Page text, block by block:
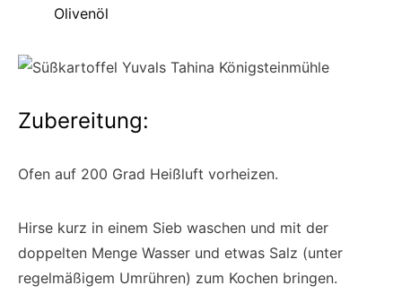
Olivenöl
Zubereitung:
Ofen auf 200 Grad Heißluft vorheizen.
Hirse kurz in einem Sieb waschen und mit der
doppelten Menge Wasser und etwas Salz (unter
regelmäßigem Umrühren) zum Kochen bringen.